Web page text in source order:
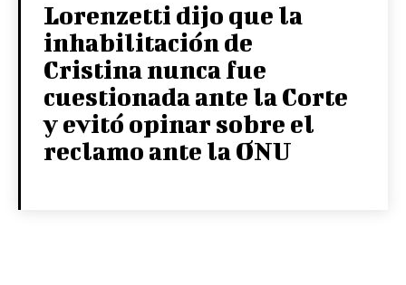
Lorenzetti dijo que la
inhabilitación de
Cristina nunca fue
cuestionada ante la Corte
y evitó opinar sobre el
reclamo ante la ONU